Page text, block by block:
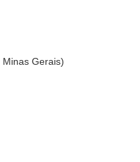
Gerais)